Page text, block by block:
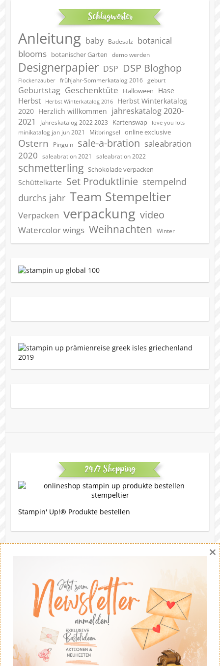
Schlagwörter
Anleitung baby Badesalz
botanical
blooms botanischer Garten demo werden
Designerpapier DSP DSP Bloghop
Flockenzauber frühjahr-Sommerkatalog 2016 geburt
Geburtstag Geschenktüte Halloween Hase
Herbst Herbst Winterkatalog 2016
Herbst Winterkatalog
2020 Herzlich willkommen jahreskatalog 2020-
2021
Jahreskatalog 2022 2023 Kartenswap love you lots
minikatalog jan jun 2021 Mitbringsel online exclusive
Ostern Pinguin sale-a-bration saleabration
2020
saleabration 2021 saleabration 2022
schmetterling Schokolade verpacken
Schüttelkarte Set Produktlinie stempelnd
durchs jahr Team Stempeltier
Verpacken verpackung video
Watercolor wings Weihnachten Winter
24/7 Shopping
Stampin' Up!® Produkte bestellen
Eine Bitte
Gerne darfst du meine Werke nachbasteln. Die Ideen
stammen - soweit nicht anders angegeben - von mir.
Wenn du meine Ideen auf deinem eigenen Blog
veröffentlichst solltest du fairerweise auf mich und
×